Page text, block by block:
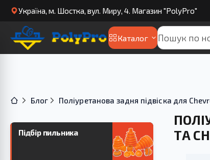
Українa, м. Шостка, вул. Миру, 4. Магазин "PolyPro"
Каталог
Блог Поліуретанова задня підвіска для
Підбір пильника
ТА